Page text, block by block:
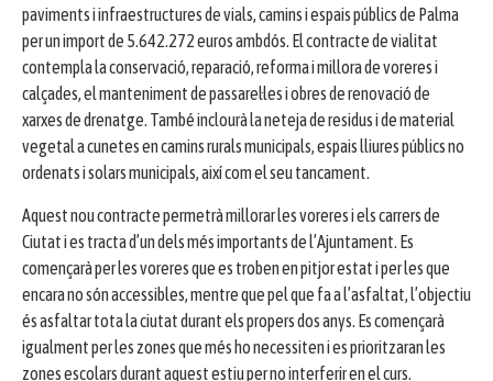
paviments i infraestructures de vials, camins i espais públics de Palma
per un import de 5.642.272 euros ambdós. El contracte de vialitat
contempla la conservació, reparació, reforma i millora de voreres i
calçades, el manteniment de passarel·les i obres de renovació de
xarxes de drenatge. També inclourà la neteja de residus i de material
vegetal a cunetes en camins rurals municipals, espais lliures públics no
ordenats i solars municipals, així com el seu tancament.
Aquest nou contracte permetrà millorar les voreres i els carrers de
Ciutat i es tracta d’un dels més importants de l’Ajuntament. Es
començarà per les voreres que es troben en pitjor estat i per les que
encara no són accessibles, mentre que pel que fa a l’asfaltat, l’objectiu
és asfaltar tota la ciutat durant els propers dos anys. Es començarà
igualment per les zones que més ho necessiten i es prioritzaran les
zones escolars durant aquest estiu per no interferir en el curs.